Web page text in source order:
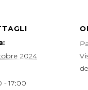
2024
- 17:00